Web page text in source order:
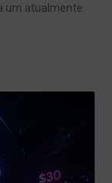
um atualmente.